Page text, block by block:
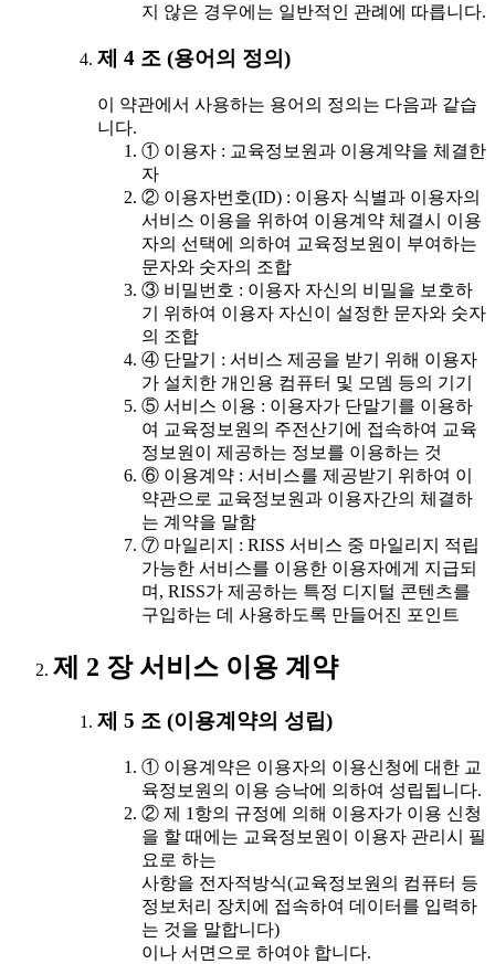
지 않은 경우에는 일반적인 관례에 따릅니다.
제 4 조 (용어의 정의)
이 약관에서 사용하는 용어의 정의는 다음과 같습
니다.
① 이용자 : 교육정보원과 이용계약을 체결한
자
② 이용자번호(ID) : 이용자 식별과 이용자의
서비스 이용을 위하여 이용계약 체결시 이용
자의 선택에 의하여 교육정보원이 부여하는
문자와 숫자의 조합
③ 비밀번호 : 이용자 자신의 비밀을 보호하
기 위하여 이용자 자신이 설정한 문자와 숫자
의 조합
④ 단말기 : 서비스 제공을 받기 위해 이용자
가 설치한 개인용 컴퓨터 및 모뎀 등의 기기
⑤ 서비스 이용 : 이용자가 단말기를 이용하
여 교육정보원의 주전산기에 접속하여 교육
정보원이 제공하는 정보를 이용하는 것
⑥ 이용계약 : 서비스를 제공받기 위하여 이
약관으로 교육정보원과 이용자간의 체결하
는 계약을 말함
⑦ 마일리지 : RISS 서비스 중 마일리지 적립
가능한 서비스를 이용한 이용자에게 지급되
며, RISS가 제공하는 특정 디지털 콘텐츠를
구입하는 데 사용하도록 만들어진 포인트
제 2 장 서비스 이용 계약
제 5 조 (이용계약의 성립)
① 이용계약은 이용자의 이용신청에 대한 교
육정보원의 이용 승낙에 의하여 성립됩니다.
② 제 1항의 규정에 의해 이용자가 이용 신청
을 할 때에는 교육정보원이 이용자 관리시 필
요로 하는
사항을 전자적방식(교육정보원의 컴퓨터 등
정보처리 장치에 접속하여 데이터를 입력하
는 것을 말합니다)
이나 서면으로 하여야 합니다.